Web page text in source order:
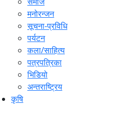
मनोरन्जन
सूचना-प्रविधि
पर्यटन
कला/साहित्य
पत्रपत्रिका
भिडियो
अन्तराष्ट्रिय
कृषि